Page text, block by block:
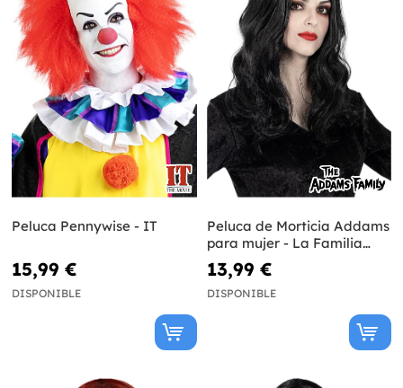
Peluca Pennywise - IT
15,99 €
DISPONIBLE
Peluca de Morticia Addams
para mujer - La Familia
Addams
13,99 €
DISPONIBLE